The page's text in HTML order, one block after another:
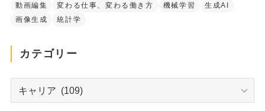
動画編集
変わる仕事、変わる働き方 機械学習
生成AI
画像生成
統計学
カテゴリー